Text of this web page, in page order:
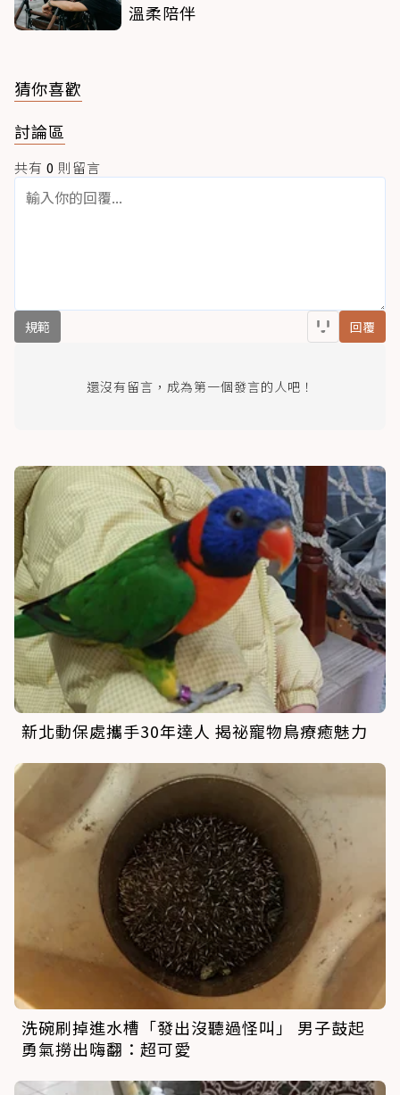
溫柔陪伴
猜你喜歡
討論區
共有 0 則留言
規範 回覆
還沒有留言，成為第一個發言的人吧！
新北動保處攜手30年達人 揭祕寵物鳥療癒魅力
洗碗刷掉進水槽「發出沒聽過怪叫」 男子鼓起
勇氣撈出嗨翻：超可愛